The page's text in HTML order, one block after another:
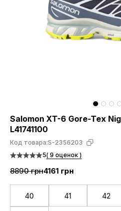
Salomon XT-6 Gore-Tex
L41741100
Код товара:S-2356203
5( 9 оценок )
8890 грн4161 грн
40 41 42